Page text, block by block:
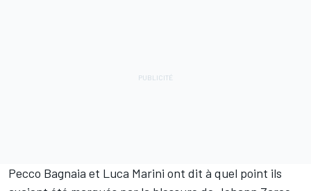
Pecco Bagnaia et Luca Marini ont dit à quel point ils